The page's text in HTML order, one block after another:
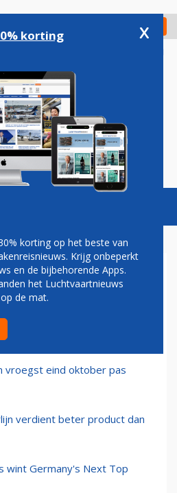
Check in
Podcasts Vacatures
Class-stoelen uit A320neo’s,
vroegst eind oktober pas
verdient beter product dan
wint Germany's Next Top
korting x
korting op het beste van
Krijg onbeperkt
en de bijbehorende Apps.
het Luchtvaartnieuws
de mat.